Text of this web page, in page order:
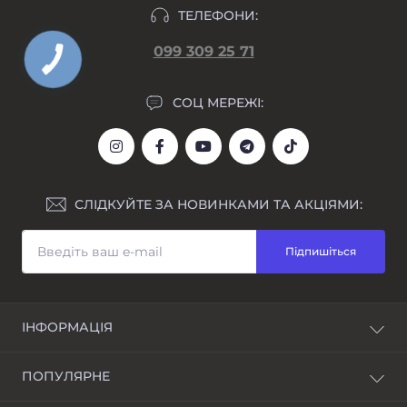
ТЕЛЕФОНИ:
099 309 25 71
СОЦ МЕРЕЖІ:
СЛІДКУЙТЕ ЗА НОВИНКАМИ ТА АКЦІЯМИ:
Підпишіться
ІНФОРМАЦІЯ
Awarder - бренд наручних годинників
ПОПУЛЯРНЕ